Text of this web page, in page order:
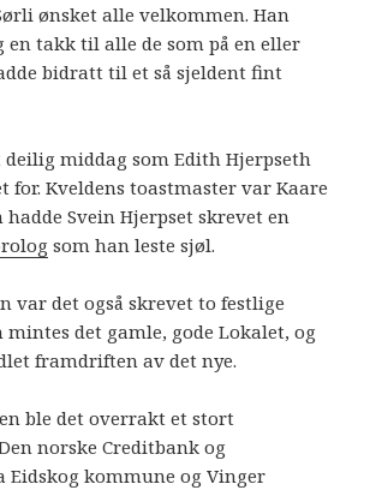
ønsket alle velkommen. Han
takk til alle de som på en eller
bidratt til et så sjeldent fint
deilig middag som Edith Hjerpseth
for. Kveldens toastmaster var Kaare
hadde Svein Hjerpset skrevet en
som han leste sjøl.
var det også skrevet to festlige
mintes det gamle, gode Lokalet, og
framdriften av det nye.
ble det overrakt et stort
norske Creditbank og
Eidskog kommune og Vinger